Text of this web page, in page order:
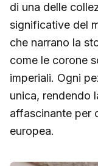
di una delle
significative del
che narrano la
come le corone
imperiali. Ogni
unica, rendendo
affascinante per
europea.